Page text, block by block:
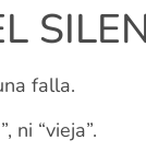
falla.
ni “vieja”.